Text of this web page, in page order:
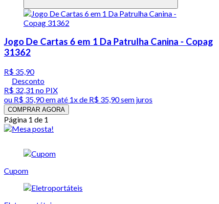
Jogo De Cartas 6 em 1 Da Patrulha Canina - Copag
31362
R$ 35,90
Desconto
R$ 32,31 no PIX
ou R$ 35,90em até 1x de R$ 35,90sem juros
COMPRAR AGORA
Página 1 de 1
Cupom